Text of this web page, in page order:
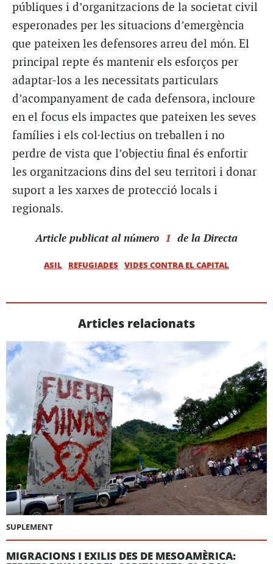
públiques i d’organitzacions de la societat civil
esperonades per les situacions d’emergència
que pateixen les defensores arreu del món. El
principal repte és mantenir els esforços per
adaptar-los a les necessitats particulars
d’acompanyament de cada defensora, incloure
en el focus els impactes que pateixen les seves
famílies i els col·lectius on treballen i no
perdre de vista que l’objectiu final és enfortir
les organitzacions dins del seu territori i donar
suport a les xarxes de protecció locals i
regionals.
Article publicat al número 1 de la Directa
ASIL REFUGIADES VIDES CONTRA EL CAPITAL
Articles relacionats
SUPLEMENT
MIGRACIONS I EXILIS DES DE MESOAMÈRICA: